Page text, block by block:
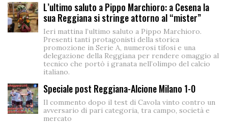
L’ultimo saluto a Pippo Marchioro: a Cesena la
sua Reggiana si stringe attorno al “mister”
Ieri mattina l’ultimo saluto a Pippo Marchioro.
Presenti tanti protagonisti della storica
promozione in Serie A, numerosi tifosi e una
delegazione della Reggiana per rendere omaggio al
tecnico che portò i granata nell’olimpo del calcio
italiano.
Speciale post Reggiana-Alcione Milano 1-0
Il commento dopo il test di Cavola vinto contro un
avversario di pari categoria, tra campo, società e
mercato